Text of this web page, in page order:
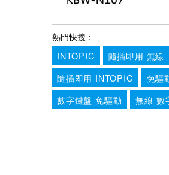
熱門快搜：
INTOPIC
隨插即用 無線
隨插即用 INTOPIC
免驅
數字鍵盤 免驅動
無線 數